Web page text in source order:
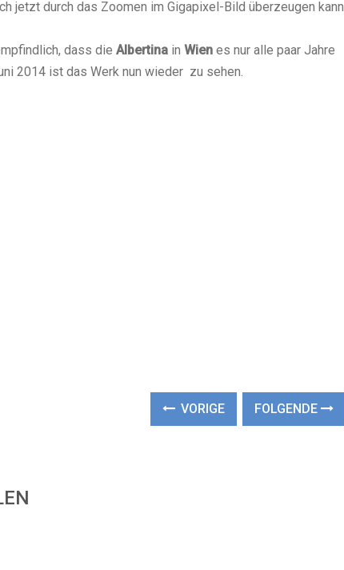
jetzt durch das Zoomen im Gigapixel-Bild überzeugen kann.
dass die Albertina in Wien es nur alle paar Jahre
2014 ist das Werk nun wieder zu sehen.
VORIGE FOLGENDE